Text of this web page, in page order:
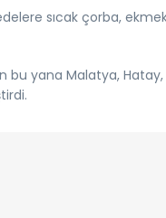
sıcak çorba,
yana Malatya,